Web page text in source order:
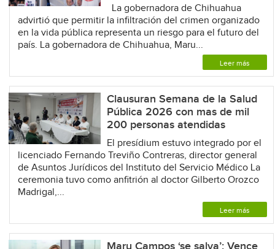
La gobernadora de Chihuahua
advirtió que permitir la infiltración del crimen organizado
en la vida pública representa un riesgo para el futuro del
país. La gobernadora de Chihuahua, Maru...
Leer más
Clausuran Semana de la Salud
Pública 2026 con mas de mil
200 personas atendidas
El presídium estuvo integrado por el
licenciado Fernando Treviño Contreras, director general
de Asuntos Jurídicos del Instituto del Servicio Médico La
ceremonia tuvo como anfitrión al doctor Gilberto Orozco
Madrigal,...
Leer más
Maru Campos ‘se salva’: Vence